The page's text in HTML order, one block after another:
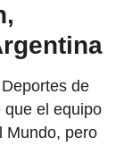
de
que el equipo
Mundo, pero